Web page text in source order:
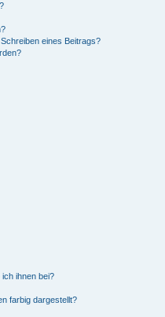
eines Beitrags?
ihnen bei?
farbig dargestellt?